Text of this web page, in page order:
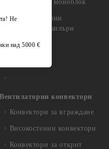
Термопомпи моноблок
Професионални
термопомпи/ чилъри
Вентилаторни конвектори
Конвектори за вграждане
Високостенни конвектори
Конвектори за открит
Не
над 5000 €